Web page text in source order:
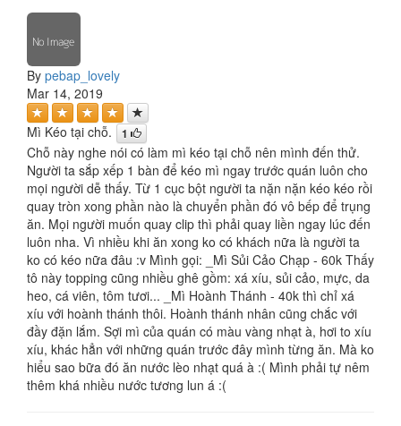
By pebap_lovely
Mar 14, 2019
Mì Kéo tại chỗ. 1
Chỗ này nghe nói có làm mì kéo tại chỗ nên mình đến thử.
Người ta sắp xếp 1 bàn để kéo mì ngay trước quán luôn cho
mọi người dễ thấy. Từ 1 cục bột người ta nặn nặn kéo kéo rồi
quay tròn xong phần nào là chuyển phần đó vô bếp để trụng
ăn. Mọi người muốn quay clip thì phải quay liền ngay lúc đến
luôn nha. Vì nhiều khi ăn xong ko có khách nữa là người ta
ko có kéo nữa đâu :v Mình gọi: _Mì Sủi Cảo Chạp - 60k Thấy
tô này topping cũng nhiều ghê gồm: xá xíu, sủi cảo, mực, da
heo, cá viên, tôm tươi... _Mì Hoành Thánh - 40k thì chỉ xá
xíu với hoành thánh thôi. Hoành thánh nhân cũng chắc với
đầy đặn lắm. Sợi mì của quán có màu vàng nhạt à, hơi to xíu
xíu, khác hẳn với những quán trước đây mình từng ăn. Mà ko
hiểu sao bữa đó ăn nước lèo nhạt quá à :( Mình phải tự nêm
thêm khá nhiều nước tương lun á :(